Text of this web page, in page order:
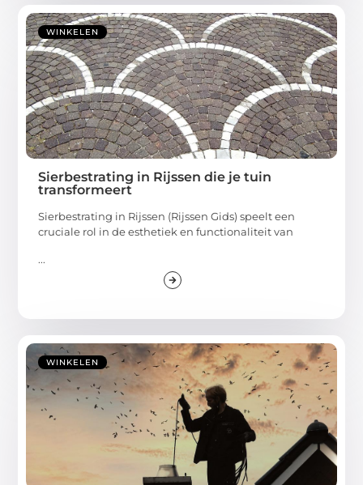
WINKELEN
Sierbestrating in Rijssen die je tuin
transformeert
Sierbestrating in Rijssen (Rijssen Gids) speelt een
cruciale rol in de esthetiek en functionaliteit van
...
WINKELEN